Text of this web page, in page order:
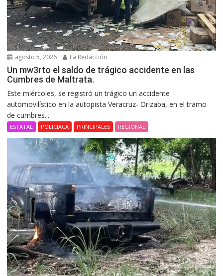
agosto 5, 2026 La Redacción
Un mw3rto el saldo de trágico accidente en las
Cumbres de Maltrata.
Este miércoles, se registró un trágico un accidente
automovilístico en la autopista Veracruz- Orizaba, en el tramo
de cumbres...
ESTATAL POLICIACA PRINCIPALES REGIONAL